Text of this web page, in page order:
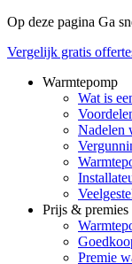
Op deze pagina Ga
Vergelijk gratis
Warmtepomp
Wat is
Nadelen
Prijs & premies
Premie